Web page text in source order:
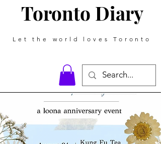
Toronto Diary
Let the world loves Toronto